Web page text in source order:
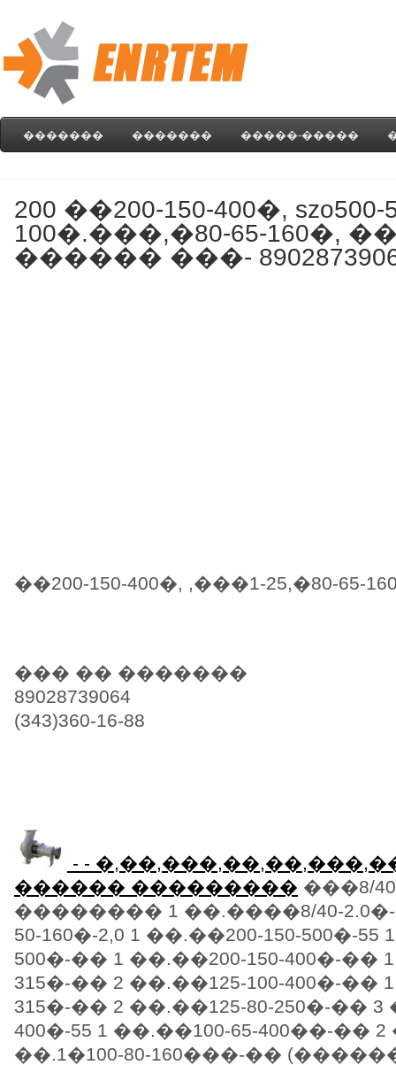
������� ������� �����-�����
200 ��200-150-400�,
100�.���,�80-65-160�,
������ ���-
��200-150-400�, ,���1-25,�80-65-
��� �� �������
89028739064
(343)360-16-88
- -
������ ��������� ���8/
�������� 1 ��.����8/40-2.0�-
50-160�-2,0 1 ��.��200-150-500�-55
500�-�� 1 ��.��200-150-400�-�� 1
315�-�� 2 ��.��125-100-400�-��
315�-�� 2 ��.��125-80-250�-�� 3
400�-55 1 ��.��100-65-400��-��
��.1�100-80-160���-��